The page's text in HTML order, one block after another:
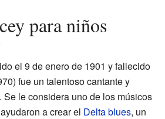
para niños
el 9 de enero de 1901 y fallecido
fue un talentoso cantante y
. Se le considera uno de los músicos
a crear el Delta blues, un